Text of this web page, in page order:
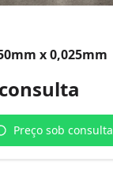
x 0,025mm
Preço sob consulta